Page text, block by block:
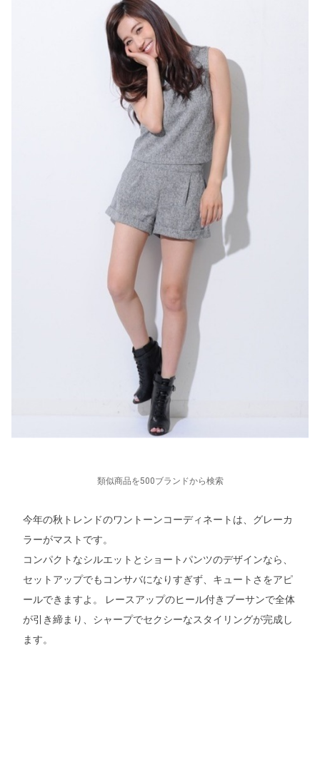
類似商品を500ブランドから検索
今年の秋トレンドのワントーンコーディネートは、グレーカ
ラーがマストです。
コンパクトなシルエットとショートパンツのデザインなら、
セットアップでもコンサバになりすぎず、キュートさをアピ
ールできますよ。 レースアップのヒール付きブーサンで全体
が引き締まり、シャープでセクシーなスタイリングが完成し
ます。